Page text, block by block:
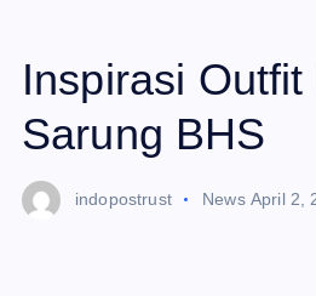
Inspirasi
Sarung BHS
indopostrust News April 2,